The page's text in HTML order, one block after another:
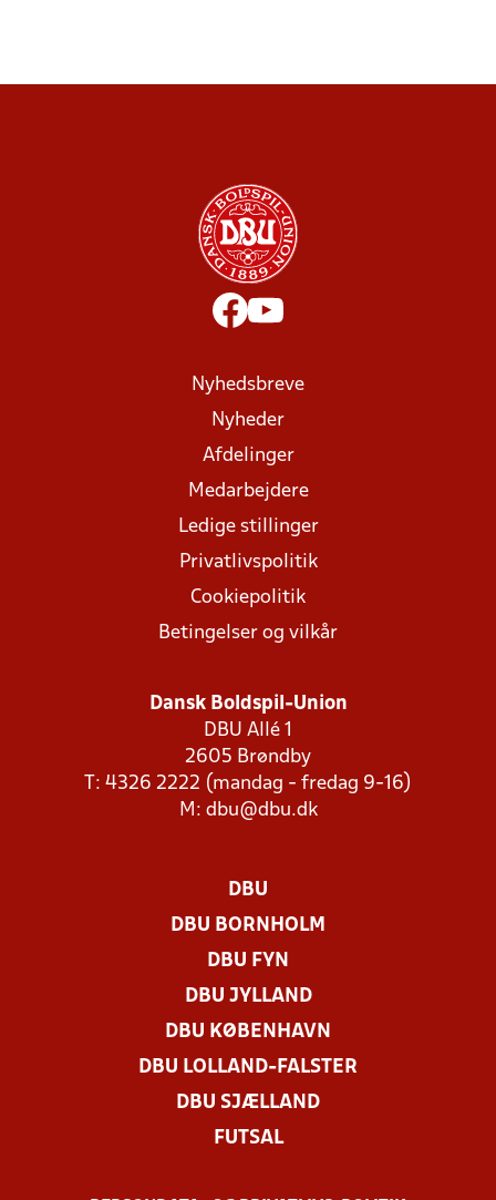
Nyhedsbreve
Nyheder
Afdelinger
Medarbejdere
Ledige stillinger
Privatlivspolitik
Cookiepolitik
Betingelser og vilkår
Dansk Boldspil-Union
DBU Allé 1
2605 Brøndby
T: 4326 2222 (mandag - fredag 9-16)
M: dbu@dbu.dk
DBU
DBU BORNHOLM
DBU FYN
DBU JYLLAND
DBU KØBENHAVN
DBU LOLLAND-FALSTER
DBU SJÆLLAND
FUTSAL